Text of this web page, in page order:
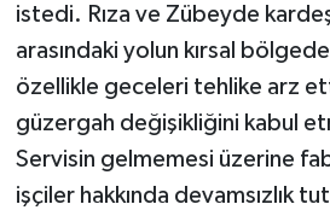
istedi. Rıza ve Zübeyde
arasındaki yolun kırsal
özellikle geceleri tehlike arz
güzergah değişikliğini kabul
Servisin gelmemesi üzerine
işçiler hakkında devamsızlık